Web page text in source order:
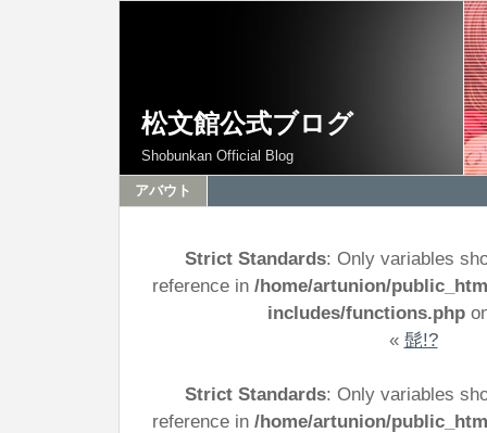
松文館公式ブログ
Shobunkan Official Blog
アバウト
Strict Standards: Only variables
reference in /home/artunion/
includes/functions.php
« 髭!?
Strict Standards: Only variables
reference in /home/artunion/